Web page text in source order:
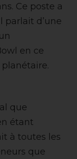
Ce poste a
parlait d’une
en ce
que
étant
à toutes les
que